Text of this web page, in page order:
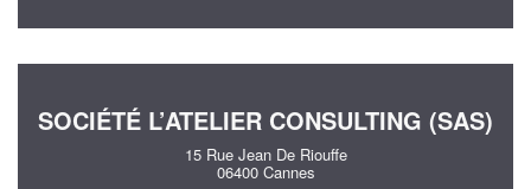
SOCIÉTÉ L’ATELIER CONSULTING (SAS)
15 Rue Jean De Riouffe
06400 Cannes